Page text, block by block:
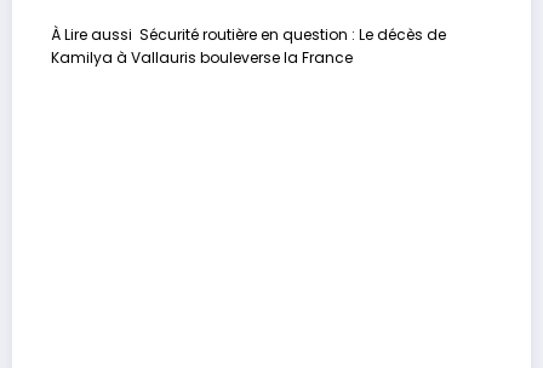
À Lire aussi Sécurité routière en question : Le décès de
Kamilya à Vallauris bouleverse la France